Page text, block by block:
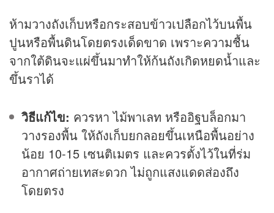
ห้ามวางถังเก็บหรือกระสอบข้าวเปลือกไว้บนพื้น
ปูนหรือพื้นดินโดยตรงเด็ดขาด เพราะความชื้น
จากใต้ดินจะแผ่ขึ้นมาทำให้ก้นถังเกิดหยดน้ำและ
ขึ้นราได้
วิธีแก้ไข: ควรหา ไม้พาเลท หรืออิฐบล็อกมา
วางรองพื้น ให้ถังเก็บยกลอยขึ้นเหนือพื้นอย่าง
น้อย 10-15 เซนติเมตร และควรตั้งไว้ในที่ร่ม
อากาศถ่ายเทสะดวก ไม่ถูกแสงแดดส่องถึง
โดยตรง